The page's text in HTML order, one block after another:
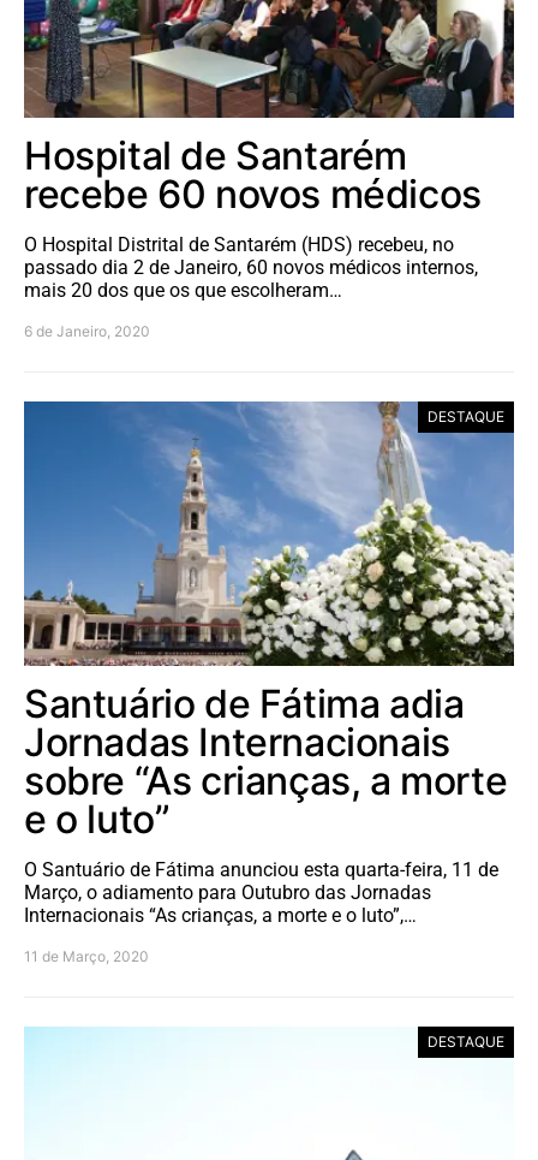
Hospital de Santarém
recebe 60 novos médicos
O Hospital Distrital de Santarém (HDS) recebeu, no
passado dia 2 de Janeiro, 60 novos médicos internos,
mais 20 dos que os que escolheram…
6 de Janeiro, 2020
DESTAQUE
Santuário de Fátima adia
Jornadas Internacionais
sobre “As crianças, a morte
e o luto”
O Santuário de Fátima anunciou esta quarta-feira, 11 de
Março, o adiamento para Outubro das Jornadas
Internacionais “As crianças, a morte e o luto”,…
11 de Março, 2020
DESTAQUE